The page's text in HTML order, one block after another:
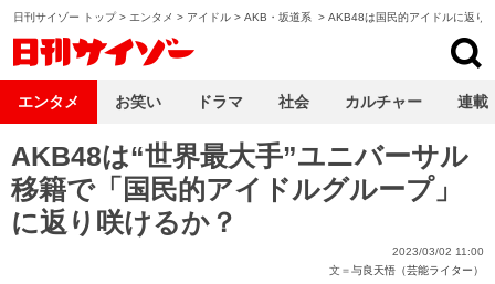
日刊サイゾー トップ> エンタメ > アイドル > AKB・坂道系 > AKB48は国民的アイドルに返り
AKB48は“世界最大手”ユニバーサル
移籍で「国民的アイドルグループ」
に返り咲けるか？
2023/03/02 11:00
文＝与良天悟（芸能ライター）
エンタメ お笑い ドラマ 社会 カルチャー 連載